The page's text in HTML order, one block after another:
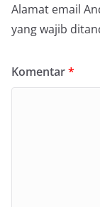
Alamat email
yang wajib
Komentar*